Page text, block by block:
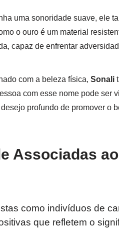
uma sonoridade suave, ele
o ouro é um material
capaz de enfrentar
com a beleza física, Sonali
com esse nome pode ser
profundo de promover o
Associadas
como indivíduos de
que refletem o